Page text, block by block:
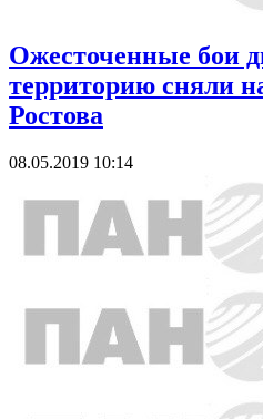
Ожесточенные бои
территорию сняли
Ростова
08.05.2019 10:14